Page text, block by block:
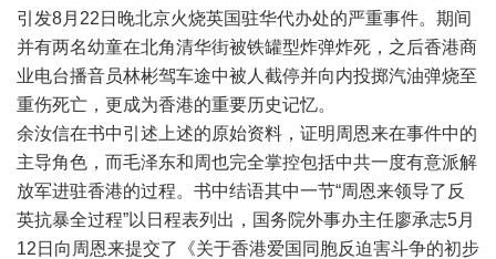
引发8月22日晚北京火烧英国驻华代办处的严重事件。期间
并有两名幼童在北角清华街被铁罐型炸弹炸死，之后香港商
业电台播音员林彬驾车途中被人截停并向内投掷汽油弹烧至
重伤死亡，更成为香港的重要历史记忆。
余汝信在书中引述上述的原始资料，证明周恩来在事件中的
主导角色，而毛泽东和周也完全掌控包括中共一度有意派解
放军进驻香港的过程。书中结语其中一节“周恩来领导了反
英抗暴全过程”以日程表列出，国务院外事办主任廖承志5月
12日向周恩来提交了《关于香港爱国同胞反迫害斗争的初步